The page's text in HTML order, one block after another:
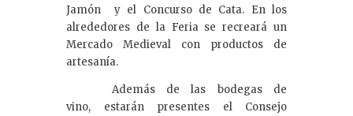
Jamón y el Concurso de Cata. En los
alrededores de la Feria se recreará un
Mercado Medieval con productos de
artesanía.
Además de las bodegas de
vino, estarán presentes el Consejo